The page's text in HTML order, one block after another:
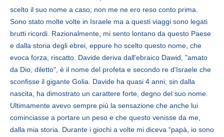
scelto il suo nome a caso; non me ne ero reso conto prima.
Sono stato molte volte in Israele ma a questi viaggi sono legati
brutti ricordi. Razionalmente, mi sento lontano da questo Paese
e dalla storia degli ebrei, eppure ho scelto questo nome, che
evoca forza, riscatto. Davide deriva dall'ebraico Dawid, "amato
da Dio, diletto", è il nome del profeta e secondo re d'Israele che
sconfisse il gigante Golia. Davide ha quasi 4 anni; sin dalla
nascita, ha dimostrato un carattere forte, degno del suo nome.
Ultimamente avevo sempre più la sensazione che anche lui
cominciasse a portare un peso e che questo venisse da me,
dalla mia storia. Durante i giochi a volte mi diceva “papà, io sono